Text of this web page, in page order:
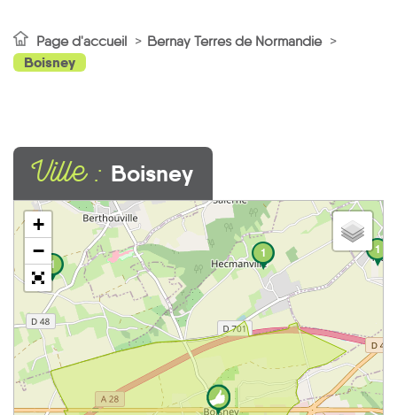
Page d'accueil Bernay Terres de Normandie
Boisney
Ville : Boisney
1
1
1
+
−